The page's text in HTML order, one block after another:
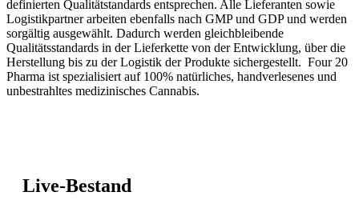
definierten Qualitätstandards entsprechen. Alle Lieferanten sowie
Logistikpartner arbeiten ebenfalls nach GMP und GDP und werden
sorgältig ausgewählt. Dadurch werden gleichbleibende
Qualitätsstandards in der Lieferkette von der Entwicklung, über die
Herstellung bis zu der Logistik der Produkte sichergestellt. Four 20
Pharma ist spezialisiert auf 100% natürliches, handverlesenes und
unbestrahltes medizinisches Cannabis.
Live-Bestand